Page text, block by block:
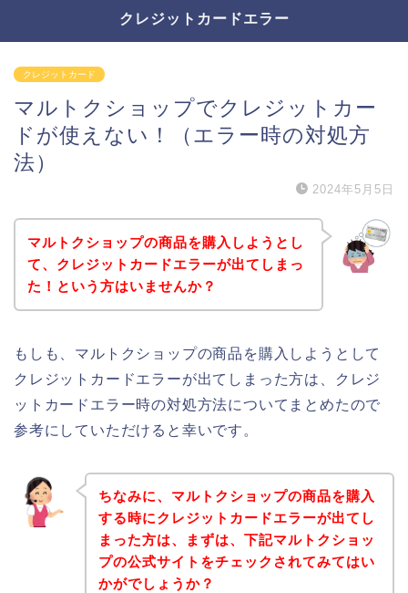
クレジットカードエラー
クレジットカード
マルトクショップでクレジットカー
ドが使えない！（エラー時の対処方
法）
2024年5月5日
マルトクショップの商品を購入しようとし
て、クレジットカードエラーが出てしまっ
た！という方はいませんか？
もしも、マルトクショップの商品を購入しようとして
クレジットカードエラーが出てしまった方は、クレジ
ットカードエラー時の対処方法についてまとめたので
参考にしていただけると幸いです。
ちなみに、マルトクショップの商品を購入
する時にクレジットカードエラーが出てし
まった方は、まずは、下記マルトクショッ
プの公式サイトをチェックされてみてはい
かがでしょうか？